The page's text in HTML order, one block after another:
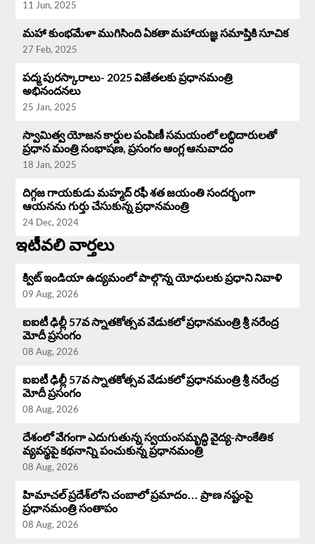
11 Jun, 2025
మహా కుంభమేళా ముగిసింది ఏకతా మహాయజ్ఞ సమాప్తికి సూచిక
27 Feb, 2025
పద్మ పురస్కారాలు- 2025 విజేతలకు ప్రధానమంత్రి
అభినందనలు
25 Jan, 2025
స్వామిత్వ యోజన కార్డుల పంపిణీ సమయంలో లబ్ధిదారులతో
ప్రధాన మంత్రి సంభాషణ, ప్రసంగం ఆంగ్ల ఆనువాదం
18 Jan, 2025
దిగ్గజ గాయకుడు మహ్మద్ రఫీ శత జయంతి సందర్భంగా
ఆయనను గుర్తు చేసుకున్న ప్రధానమంత్రి
24 Dec, 2024
ఇటీవలి వార్తలు
క్విట్ ఇండియా ఉద్యమంలో పాల్గొన్న యోధులకు ప్రధాని నివాళి
09 Aug, 2026
ఐఐటీ ఢిల్లీ 57వ స్నాతకోత్సవ వేడుకలో ప్రధానమంత్రి శ్రీ నరేంద్ర
మోదీ ప్రసంగం
08 Aug, 2026
ఐఐటీ ఢిల్లీ 57వ స్నాతకోత్సవ వేడుకలో ప్రధానమంత్రి శ్రీ నరేంద్ర
మోదీ ప్రసంగం
08 Aug, 2026
దేశంలో వేగంగా ఎదుగుతున్న స్వయంసమృద్ధి వైద్య-సాంకేతిక
వ్యవస్థపై కథనాన్ని పంచుకున్న ప్రధానమంత్రి
08 Aug, 2026
హిమాచల్ ప్రదేశ్‌లోని చంబాలో ప్రమాదం… ప్రాణ నష్టంపై
ప్రధానమంత్రి సంతాపం
08 Aug, 2026